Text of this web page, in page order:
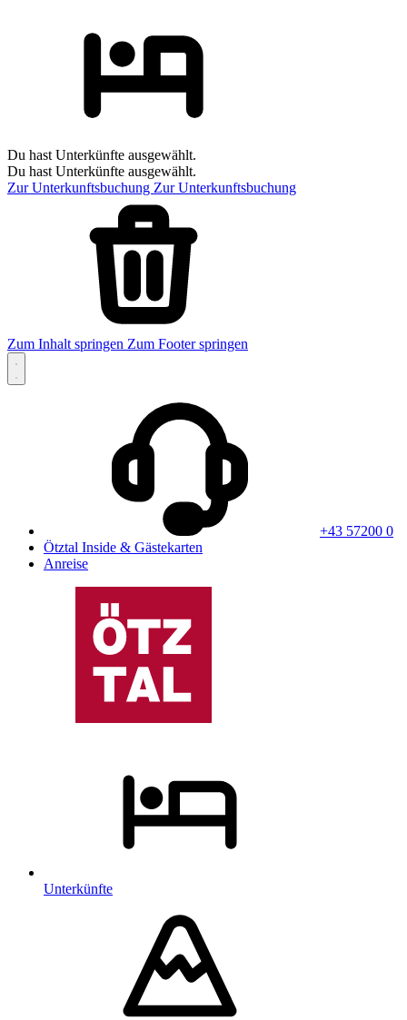
Du hast Unterkünfte ausgewählt.
Du hast Unterkünfte ausgewählt.
Zur Unterkunftsbuchung Zur Unterkunftsbuchung
Zum Inhalt springen Zum Footer springen
+43 57200 0
Ötztal Inside & Gästekarten
Anreise
Unterkünfte